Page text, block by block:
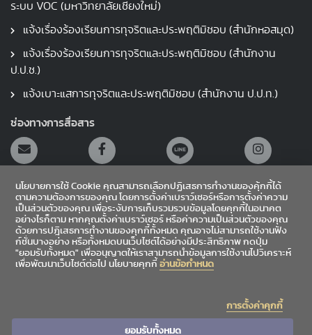
ระบบ VOC (มหาวิทยาลัยเชียงใหม่)
แจ้งเรื่องร้องเรียนการทุจริตและประพฤติมิชอบ (สำนักหอสมุด)
แจ้งเรื่องร้องเรียนการทุจริตและประพฤติมิชอบ (สำนักงาน
ป.ป.ช.)
แจ้งเบาะแสการทุจริตและประพฤติมิชอบ (สำนักงาน ป.ป.ท.)
ช่องทางการสื่อสาร
สายตรงผู้อำนวยการ
เข้าสู่ระบบ
ข้อเสนอแนะ | สถิติผู้เข้าชม | 4,869,472
นโยบายการใช้ Cookie คุณสามารถเลือกปฏิเสธการทำงานของคุ้กกี้ได้
ตามความต้องการของคุณ โดยการตั้งค่าเบราว์เซอร์หรือการตั้งค่าความ
เป็นส่วนตัวของคุณ เพื่อระงับการเก็บรวมรวบข้อมูลโดยคุกกี้ในอนาคต
อย่างไรก็ตาม หากคุณตั้งค่าเบราว์เซอร์ หรือค่าความเป็นส่วนตัวของคุณ
ด้วยการปฎิเสธการทำงานของคุกกี้ทั้งหมด คุณอาจไม่สามารถใช้งานฟัง
ก์ชั่นบางอย่าง หรือทั้งหมดบนเว็บไซต์ได้อย่างมีประสิทธิภาพ กดปุ่ม
"ยอมรับทั้งหมด" เพื่ออนุญาตให้เราสามารถนำข้อมูลการใช้งานไปวิเคราะห์
เพื่อพัฒนาเว็บไซต์ต่อไป นโยบายคุกกี้อ่านข้อกำหนด
การตั้งค่าคุกกี้
ยอมรับทั้งหมด